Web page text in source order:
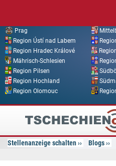
Prag
Region Ústí nad Labem
Region Hradec Králové
Mährisch-Schlesien
Region Pilsen
Region Hochland
Region Olomouc
Online
Stellenanzeige schalten Blogs